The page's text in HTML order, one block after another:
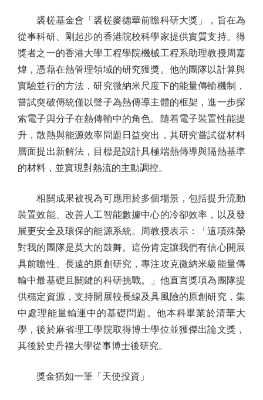
裘槎基金會「裘槎麥德華前瞻科研大獎」，旨在為
從事科研、剛起步的香港院校科學家提供實質支持。得
獎者之一的香港大學工程學院機械工程系助理教授周嘉
煒，憑藉在熱管理領域的研究獲獎。他的團隊以計算與
實驗並行的方法，研究微納米尺度下的能量傳輸機制，
嘗試突破傳統僅以聲子為熱傳導主體的框架，進一步探
索電子與分子在熱傳輸中的角色。隨着電子裝置性能提
升，散熱與能源效率問題日益突出，其研究嘗試從材料
層面提出新解法，目標是設計具極端熱傳導與隔熱基準
的材料，並實現對熱流的主動調控。
相關成果被視為可應用於多個場景，包括提升流動
裝置效能、改善人工智能數據中心的冷卻效率，以及發
展更安全及環保的能源系統。周教授表示：「這項殊榮
對我的團隊是莫大的鼓舞。這份肯定讓我們有信心開展
具前瞻性、長遠的原創研究，專注攻克微納米級能量傳
輸中最基礎且關鍵的科研挑戰。」他直言獎項為團隊提
供穩定資源，支持開展較長線及具風險的原創研究，集
中處理能量輸運中的基礎問題。他本科畢業於清華大
學，後於麻省理工學院取得博士學位並獲傑出論文獎，
其後於史丹福大學從事博士後研究。
獎金猶如一筆「天使投資」